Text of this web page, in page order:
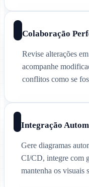
Colaboração
Revise alterações
acompanhe
conflitos como se
Integração
Gere diagramas
CI/CD, integre com
mantenha os visuais